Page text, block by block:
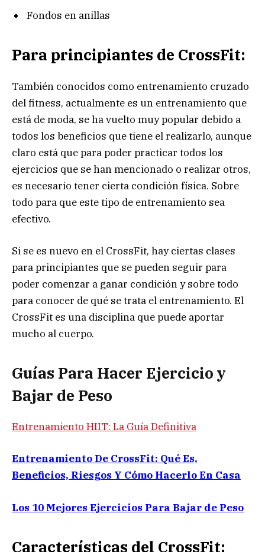
Fondos en anillas
Para principiantes de CrossFit:
También conocidos como entrenamiento cruzado
del fitness, actualmente es un entrenamiento que
está de moda, se ha vuelto muy popular debido a
todos los beneficios que tiene el realizarlo, aunque
claro está que para poder practicar todos los
ejercicios que se han mencionado o realizar otros,
es necesario tener cierta condición física. Sobre
todo para que este tipo de entrenamiento sea
efectivo.
Si se es nuevo en el CrossFit, hay ciertas clases
para principiantes que se pueden seguir para
poder comenzar a ganar condición y sobre todo
para conocer de qué se trata el entrenamiento. El
CrossFit es una disciplina que puede aportar
mucho al cuerpo.
Guías Para Hacer Ejercicio y
Bajar de Peso
Entrenamiento HIIT: La Guía Definitiva
Entrenamiento De CrossFit: Qué Es,
Beneficios, Riesgos Y Cómo Hacerlo En Casa
Los 10 Mejores Ejercicios Para Bajar de Peso
Características del CrossFit: